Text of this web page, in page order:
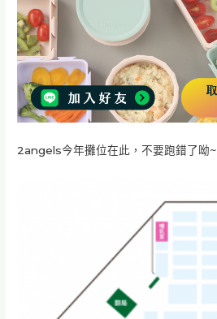
2angels今年攤位在此，不要跑錯了呦~